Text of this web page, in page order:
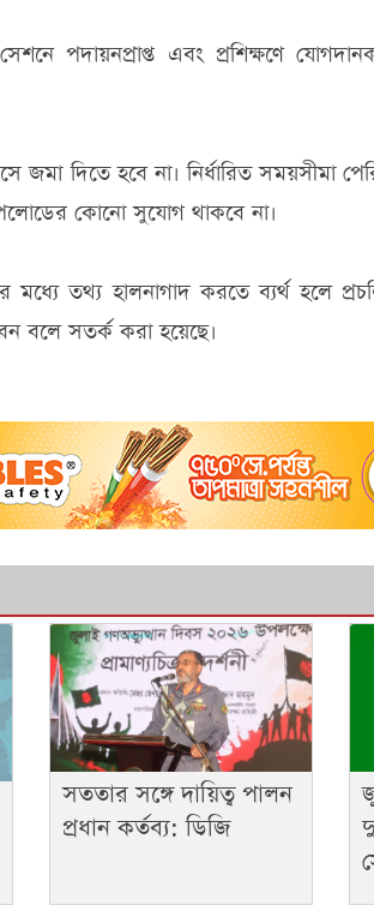
পদায়নপ্রাপ্ত এবং প্রশিক্ষণে
জমা দিতে হবে না। নির্ধারিত সময়সীমা
কোনো সুযোগ থাকবে না।
মধ্যে তথ্য হালনাগাদ করতে ব্যর্থ হলে
বলে সতর্ক করা হয়েছে।
সততার সঙ্গে দায়িত্ব পালন
প্রধান কর্তব্য: ডিজি